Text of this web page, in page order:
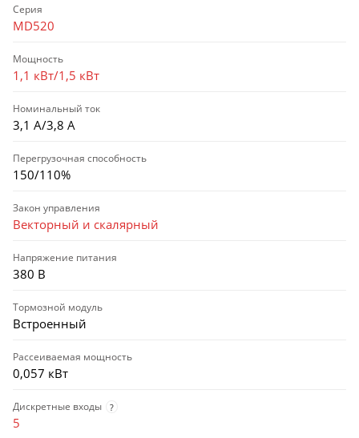
Серия
MD520
Мощность
1,1 кВт/1,5 кВт
Номинальный ток
3,1 А/3,8 А
Перегрузочная способность
150/110%
Закон управления
Векторный и скалярный
Напряжение питания
380 В
Тормозной модуль
Встроенный
Рассеиваемая мощность
0,057 кВт
Дискретные входы ?
5